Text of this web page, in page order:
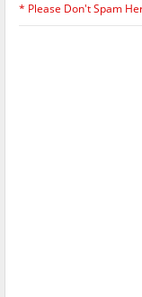
* Please Don't Spam